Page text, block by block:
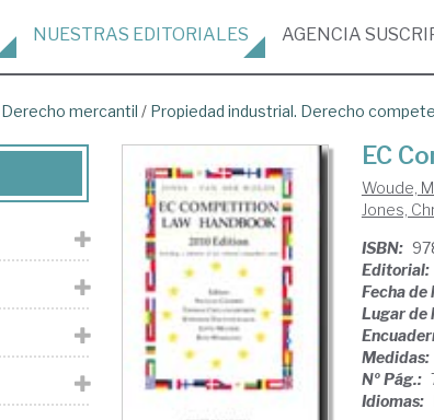
NUESTRAS EDITORIALES AGENCIA
Derecho mercantil / Propiedad industrial. Derecho
EC
Woude,
Jones,
ISBN:
Editorial:
Fecha de
Lugar de
Medidas:
Nº Pág.:
Idiomas: